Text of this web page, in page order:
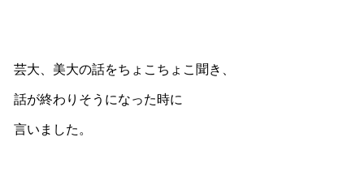
芸大、美大の話をちょこちょこ聞き、
話が終わりそうになった時に
言いました。